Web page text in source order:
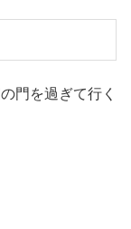
門を過ぎて行く